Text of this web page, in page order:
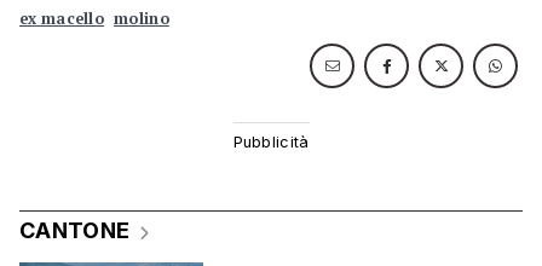
ex macello molino
CANTONE